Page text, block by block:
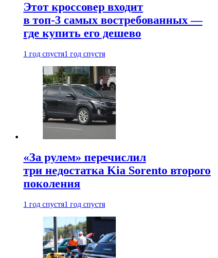
Этот кроссовер входит
в топ-3 самых востребованных —
где купить его дешево
1 год спустя1 год спустя
«За рулем» перечислил
три недостатка Kia Sorento второго
поколения
1 год спустя1 год спустя